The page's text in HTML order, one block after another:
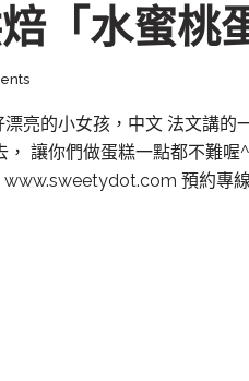
「水蜜桃
漂亮的小女孩，中文 法文講
讓你們做蛋糕一點都不難
www.sweetydot.com 預約專